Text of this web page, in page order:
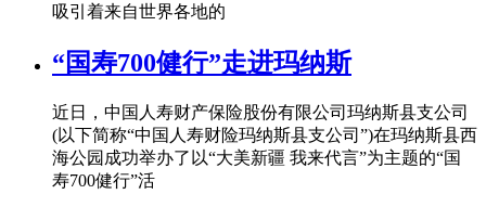
吸引着来自世界各地的
“国寿700健行”走进玛纳斯
近日，中国人寿财产保险股份有限公司玛纳斯县支公司
(以下简称“中国人寿财险玛纳斯县支公司”)在玛纳斯县西
海公园成功举办了以“大美新疆 我来代言”为主题的“国
寿700健行”活